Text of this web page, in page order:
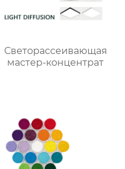
Светорассеивающая
мастер-концентрат